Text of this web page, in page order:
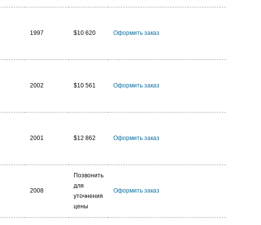
1997 $10 620 Оформить заказ
2002 $10 561 Оформить заказ
2001 $12 862 Оформить заказ
2008
Позвонить
для
уточнения
цены
Оформить заказ